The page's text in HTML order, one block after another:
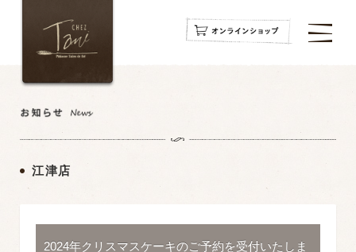
navigation
navigation
navigation
江津店
2024年クリスマスケーキのご予約を受付いたしま